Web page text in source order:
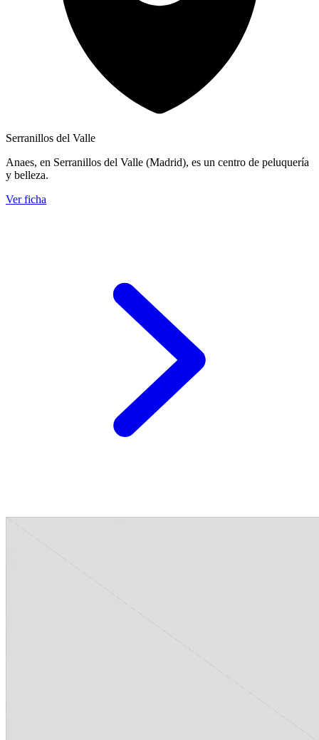
Serranillos del Valle
Anaes, en Serranillos del Valle (Madrid), es un centro de peluquería
y belleza.
Ver ficha